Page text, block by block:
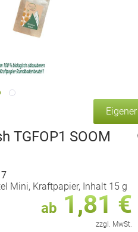
TGFOP1 SOOM
Mini, Kraftpapier, Inhalt 15 g
ab 1,81 €
zzgl. MwSt.